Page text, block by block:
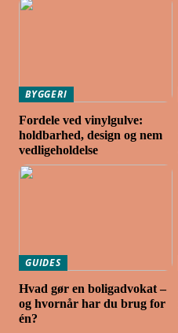
BYGGERI
Fordele ved vinylgulve:
holdbarhed, design og nem
vedligeholdelse
GUIDES
Hvad gør en boligadvokat –
og hvornår har du brug for
én?